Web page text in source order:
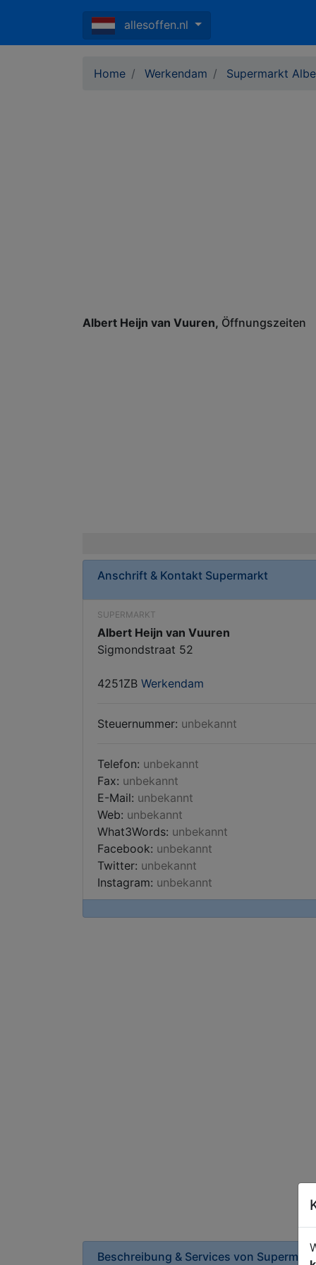
allesoffen.nl
Home Werkendam Supermarkt
Albert Heijn van Vuuren Öffnungszeiten
Anschrift & Kontakt Supermarkt
SUPERMARKT
Albert Heijn van Vuuren
Sigmondstraat 52
4251ZB Werkendam
Steuernummer: unbekannt
Telefon: unbekannt
Fax: unbekannt
E-Mail: unbekannt
Web: unbekannt
What3Words: unbekannt
Facebook: unbekannt
Twitter: unbekannt
Instagram: unbekannt
Beschreibung & Services von Supermarkt